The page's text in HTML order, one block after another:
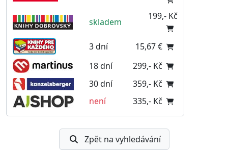
skladem
199,- Kč
3 dní
15,67 €
18 dní
299,- Kč
30 dní
359,- Kč
není
335,- Kč
Zpět na vyhledávání